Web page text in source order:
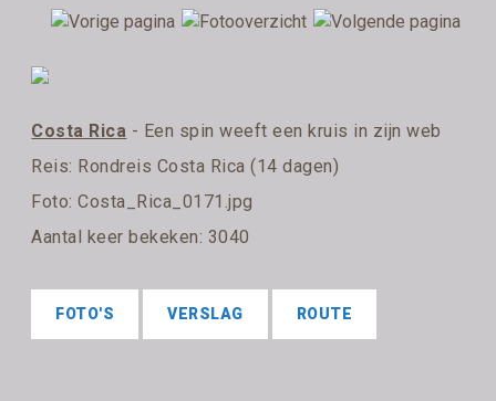
Costa Rica - Een spin weeft een kruis in zijn web
Reis: Rondreis Costa Rica (14 dagen)
Foto: Costa_Rica_0171.jpg
Aantal keer bekeken: 3040
FOTO'S VERSLAG ROUTE